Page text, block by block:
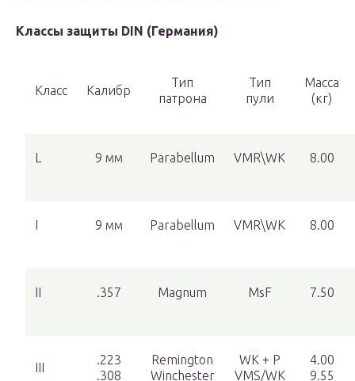
Классы защиты DIN (Германия)
Класс Калибр
Тип
патрона
Тип
пули
Масса
(кг)
L 9 мм Parabellum VMR\WK 8.00
I 9 мм Parabellum VMR\WK 8.00
II .357 Magnum MsF 7.50
III
.223
.308
Remington
Winchester
WK + P
VMS/WK
4.00
9.55